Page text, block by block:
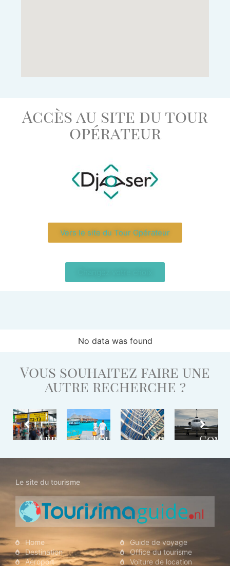
Accès au site du tour
opérateur
Vers le site du Tour Opérateur
No data was found
Vous souhaitez faire une
autre recherche ?
AéroportTour
Ambassade
Le site du tourisme
Home
Destination
Aéroport
Guide de voyage
Office du tourisme
Voiture de location